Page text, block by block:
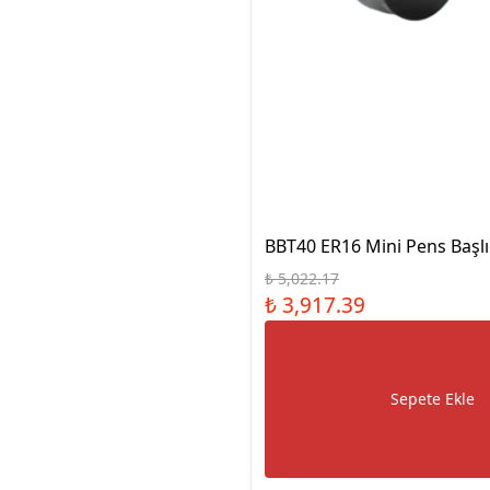
BBT40 ER16 Mini Pens
₺ 5,022.17
₺ 3,917.39
Sepete Ekle